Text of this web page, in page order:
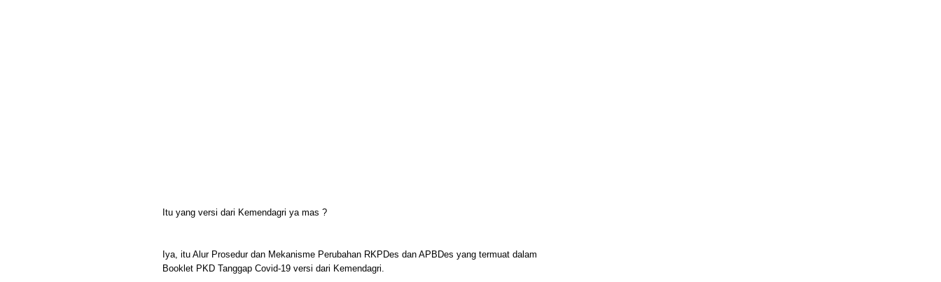
Itu yang versi dari Kemendagri ya mas ?
Iya, itu Alur Prosedur dan Mekanisme Perubahan RKPDes dan APBDes yang termuat dalam
Booklet PKD Tanggap Covid-19 versi dari Kemendagri.